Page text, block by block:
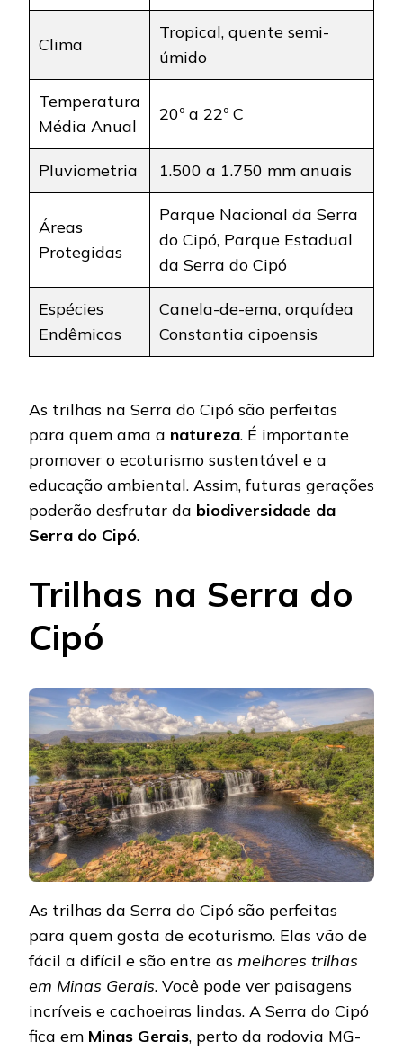
Clima
Tropical, quente semi-
úmido
Temperatura
Média Anual
20º a 22º C
Pluviometria 1.500 a 1.750 mm anuais
Áreas
Protegidas
Parque Nacional da Serra
do Cipó, Parque Estadual
da Serra do Cipó
Espécies
Endêmicas
Canela-de-ema, orquídea
Constantia cipoensis
As trilhas na Serra do Cipó são perfeitas
para quem ama a natureza. É importante
promover o ecoturismo sustentável e a
educação ambiental. Assim, futuras gerações
poderão desfrutar da biodiversidade da
Serra do Cipó.
Trilhas na Serra do
Cipó
As trilhas da Serra do Cipó são perfeitas
para quem gosta de ecoturismo. Elas vão de
fácil a difícil e são entre as melhores trilhas
em Minas Gerais. Você pode ver paisagens
incríveis e cachoeiras lindas. A Serra do Cipó
fica em Minas Gerais, perto da rodovia MG-